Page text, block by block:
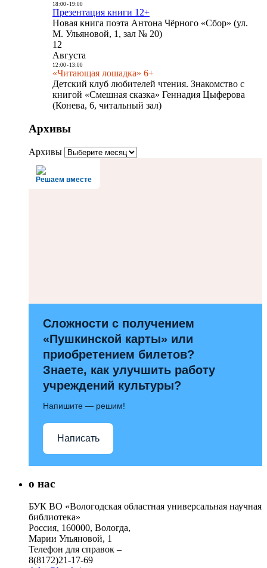
18:00- 19:00
Презентация книги 12+
Новая книга поэта Антона Чёрного «Сбор» (ул.
М. Ульяновой, 1, зал № 20)
12
Августа
12:00- 13:00
«Читающая лошадка» 6+
Детский клуб любителей чтения. Знакомство с
книгой «Смешная сказка» Геннадия Цыферова
(Конева, 6, читальный зал)
Архивы
Архивы
Решаем вместе
Сложности с получением
«Пушкинской карты» или
приобретением билетов?
Знаете, как улучшить работу
учреждений культуры?
Напишите — решим!
Написать
о нас
БУК ВО «Вологодская областная универсальная научная
библиотека»
Россия, 160000, Вологда,
Марии Ульяновой, 1
Телефон для справок –
8(8172)21-17-69